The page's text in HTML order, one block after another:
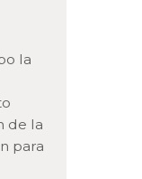
la
de la
para